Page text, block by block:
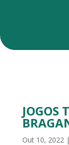
JOGOS
Out 10, 2022|